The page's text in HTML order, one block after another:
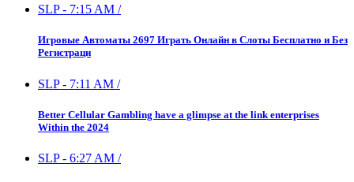
SLP- 7:15 AM /
Игровые Автоматы 2697 Играть Онлайн в Слоты Бесплатно и Без
Регистраци
SLP- 7:11 AM /
Better Cellular Gambling have a glimpse at the link enterprises
Within the 2024
SLP- 6:27 AM /